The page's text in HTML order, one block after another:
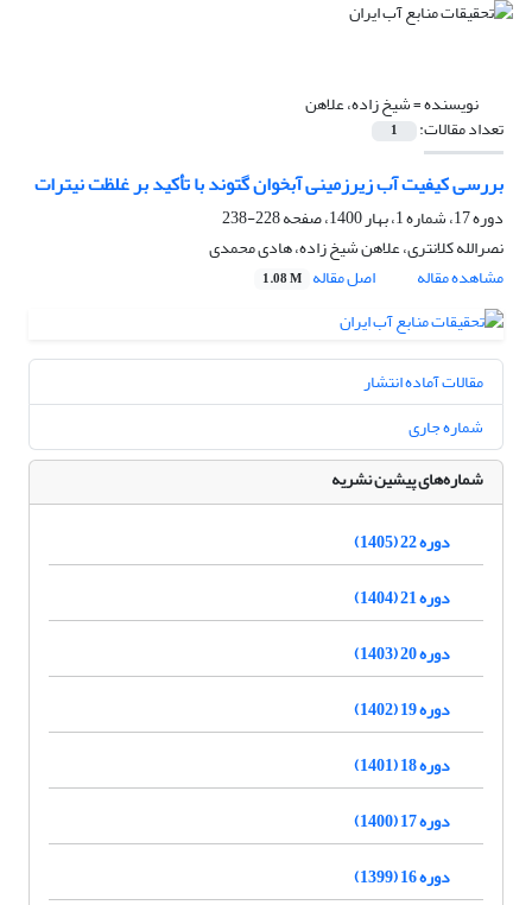
نویسنده =شیخ زاده، علاهن
تعداد مقالات: 1
بررسی کیفیت آب زیرزمینی آبخوان گتوند با تأکید بر غلظت نیترات
دوره 17، شماره 1، بهار 1400، صفحه
228-238
نصرالله کلانتری، علاهن شیخ زاده، هادی محمدی
مشاهده مقاله
اصل مقاله 1.08 M
مقالات آماده انتشار
شماره جاری
شماره‌های پیشین نشریه
دوره 22 (1405)
دوره 21 (1404)
دوره 20 (1403)
دوره 19 (1402)
دوره 18 (1401)
دوره 17 (1400)
دوره 16 (1399)